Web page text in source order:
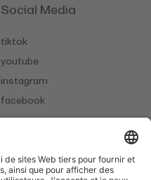
Social Media
tiktok
youtube
instagram
facebook